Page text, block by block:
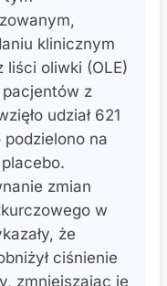
klinicznym
liści oliwki (OLE)
z
udział 621
na
zmian
w
że
ciśnienie
zmniejszając je